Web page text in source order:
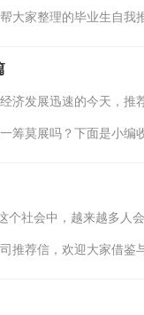
大家整理的毕业生自我
济发展迅速的今天，
筹莫展吗？下面是小编
个社会中，越来越多人
推荐信，欢迎大家借鉴